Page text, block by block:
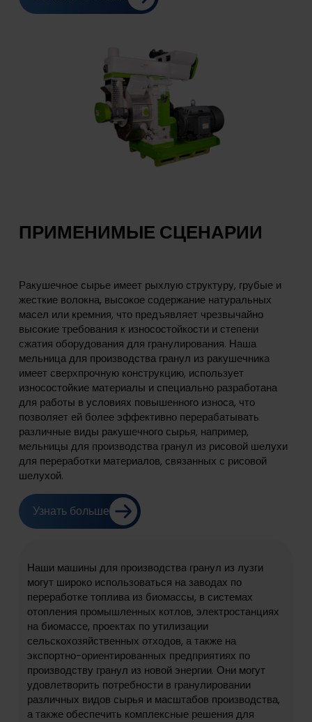
ПРИМЕНИМЫЕ СЦЕНАРИИ
Ракушечное сырье имеет рыхлую структуру, грубые и
жесткие волокна, высокое содержание натуральных
масел или кремния, что предъявляет чрезвычайно
высокие требования к износостойкости и степени
сжатия оборудования для гранулирования. Наша
мельница для производства гранул из ракушечника
имеет сверхпрочную конструкцию, использует
износостойкие материалы и специально разработана
для работы в условиях повышенного износа, что
позволяет ей более эффективно перерабатывать
различные виды ракушечного сырья, например,
мельницы для производства гранул из рисовой шелухи
для переработки материалов, связанных с рисовой
шелухой.
Узнать больше
Наши машины для производства гранул из лузги
могут широко использоваться на заводах по
переработке топлива из биомассы, в системах
отопления промышленных котлов, электростанциях
на биомассе, проектах по утилизации
сельскохозяйственных отходов, а также на
экспортно-ориентированных предприятиях по
производству гранул из новой энергии. Они могут
удовлетворить потребности в гранулировании
различных видов сырья и масштабов производства,
а также обеспечить комплексные решения для